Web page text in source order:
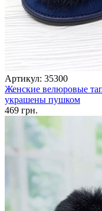
Артикул: 35300
Женские велюровые
украшены пушком
469 грн.